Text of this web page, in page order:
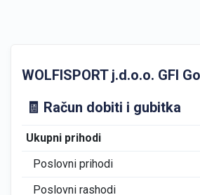
WOLFISPORT j.d.o.o. GFI
🧾 Račun dobiti i gubitka
Ukupni prihodi
Poslovni prihodi
Poslovni rashodi